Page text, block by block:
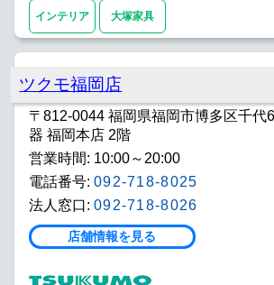
インテリア 大塚家具
ツクモ福岡店
〒812-0044 福岡県福岡市博多区千代
器 福岡本店 2階
営業時間: 10:00～20:00
電話番号: 092-718-8025
法人窓口: 092-718-8026
店舗情報を見る